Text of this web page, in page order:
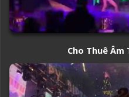
Cho Thuê Âm